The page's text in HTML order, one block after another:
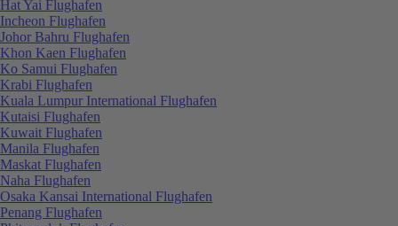
Hat Yai Flughafen
Incheon Flughafen
Johor Bahru Flughafen
Khon Kaen Flughafen
Ko Samui Flughafen
Krabi Flughafen
Kuala Lumpur International Flughafen
Kutaisi Flughafen
Kuwait Flughafen
Manila Flughafen
Maskat Flughafen
Naha Flughafen
Osaka Kansai International Flughafen
Penang Flughafen